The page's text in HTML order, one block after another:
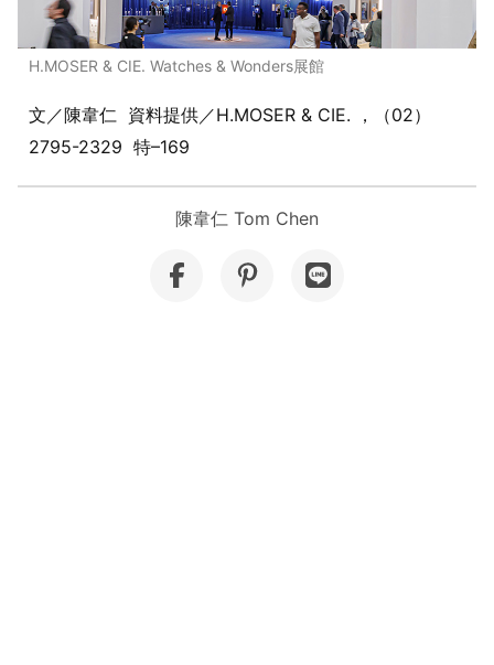
H.MOSER & CIE. Watches & Wonders展館
文／陳韋仁 資料提供／H.MOSER & CIE. ，（02）
2795-2329 特–169
陳韋仁 Tom Chen